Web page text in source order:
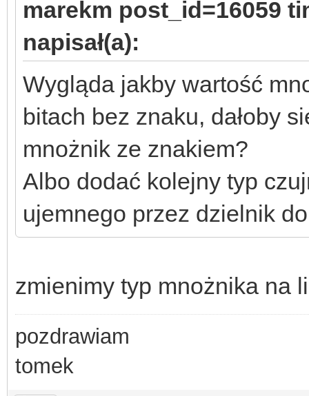
marekm post_id=16059
napisał(a):
Wygląda jakby wartość
bitach bez znaku, dałoby
mnożnik ze znakiem?
Albo dodać kolejny typ
ujemnego przez dzielnik
zmienimy typ mnożnika na
pozdrawiam
tomek